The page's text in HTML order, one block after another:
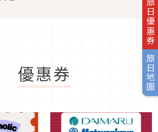
旅日優惠券
旅日地圖
優惠券